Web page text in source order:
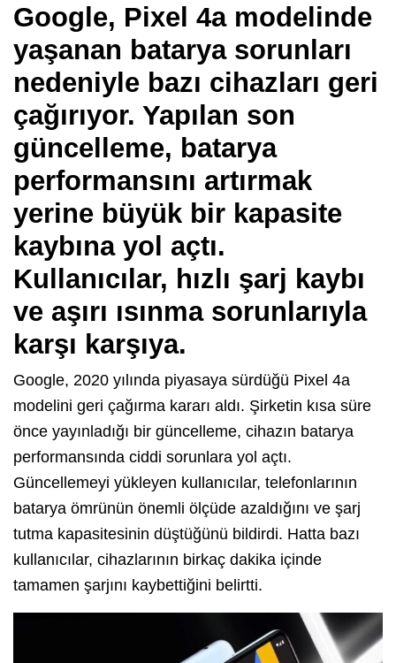
Google, Pixel 4a modelinde
yaşanan batarya sorunları
nedeniyle bazı cihazları geri
çağırıyor. Yapılan son
güncelleme, batarya
performansını artırmak
yerine büyük bir kapasite
kaybına yol açtı.
Kullanıcılar, hızlı şarj kaybı
ve aşırı ısınma sorunlarıyla
karşı karşıya.
Google, 2020 yılında piyasaya sürdüğü Pixel 4a
modelini geri çağırma kararı aldı. Şirketin kısa süre
önce yayınladığı bir güncelleme, cihazın batarya
performansında ciddi sorunlara yol açtı.
Güncellemeyi yükleyen kullanıcılar, telefonlarının
batarya ömrünün önemli ölçüde azaldığını ve şarj
tutma kapasitesinin düştüğünü bildirdi. Hatta bazı
kullanıcılar, cihazlarının birkaç dakika içinde
tamamen şarjını kaybettiğini belirtti.